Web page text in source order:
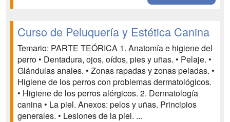
Curso de Peluquería y Estética Canina
Temario: PARTE TEÓRICA 1. Anatomía e higiene del
perro • Dentadura, ojos, oídos, pies y uñas. • Pelaje. •
Glándulas anales. • Zonas rapadas y zonas peladas. •
Higiene de los perros con problemas dermatológicos.
• Higiene de los perros alérgicos. 2. Dermatología
canina • La piel. Anexos: pelos y uñas. Principios
generales. • Lesiones de la piel. ...